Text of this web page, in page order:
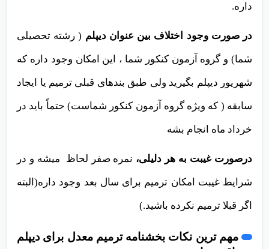
داره.
در صورت وجود اختلاف بین عنوان دیپلم ( رشته تحصیلی
شما) و گروه آزمون کنکور شما ، این امکان وجود داره که
شهریور دیپلم بگیرید ولی طبق بندهای قبلی ترمیم یا ایجاد
سابقه ( که ویژه گروه آزمون کنکور شماست) حتماً باید در
خرداد ماه انجام بشه
درصورت غیبت به هر دلیلی، نمره صفر لحاظ میشه و در
شرایط غیبت امکان ترمیم برای سال بعد وجود داره(البته
اگر قبلا ترمیم نکرده باشید.)
مهم ترین نکات بخشنامه ترمیم معدل برای دیپلم